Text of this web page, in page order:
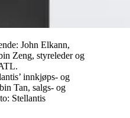
John Elkann,
Zeng, styreleder og
innkjøps- og
Tan, salgs- og
Stellantis